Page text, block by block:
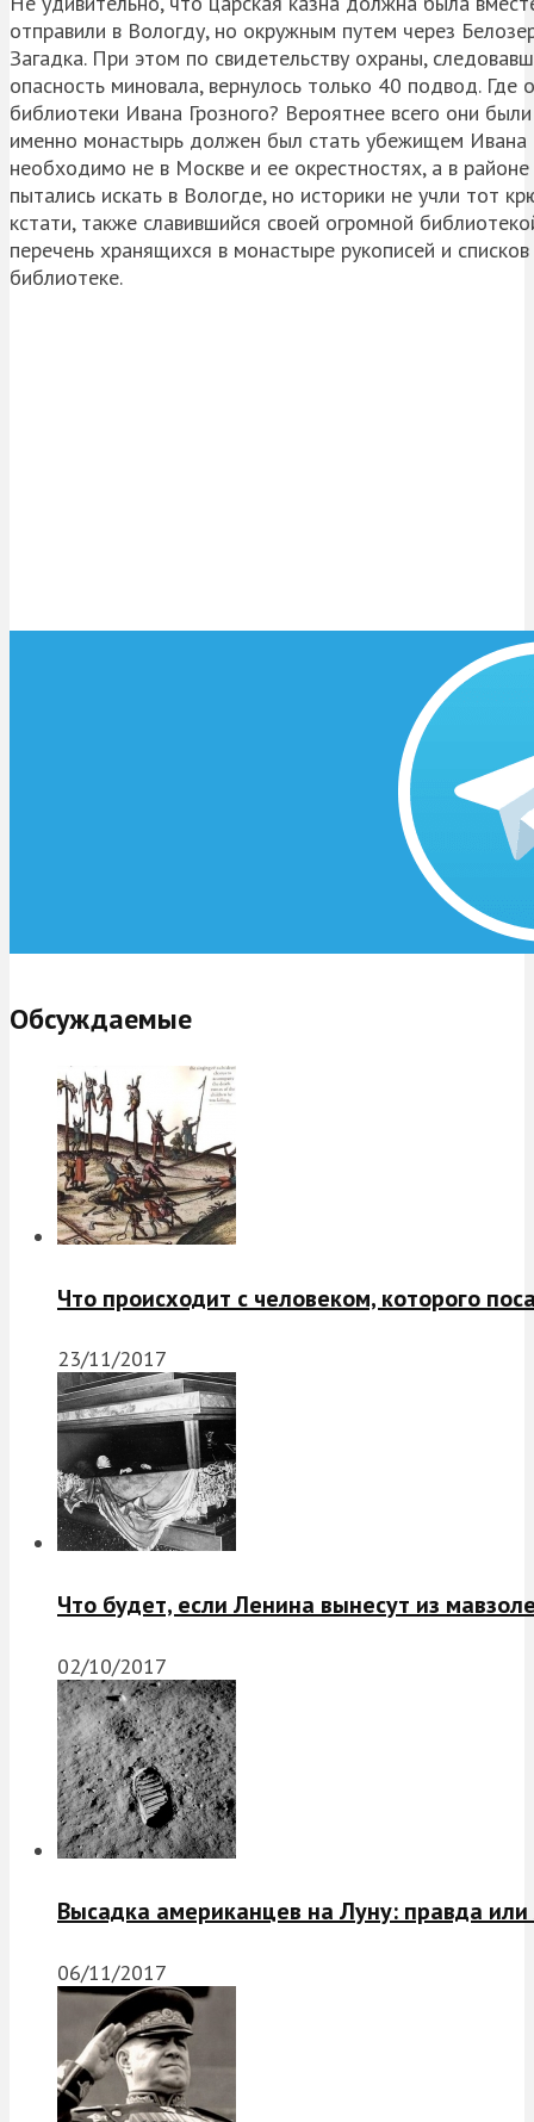
отправили в Вологду, но окружным путем через
Загадка. При этом по свидетельству охраны,
опасность миновала, вернулось только 40 подвод.
библиотеки Ивана Грозного? Вероятнее всего они
именно монастырь должен был стать убежищем Ивана
необходимо не в Москве и ее окрестностях, а в
пытались искать в Вологде, но историки не учли тот
кстати, также славившийся своей огромной
перечень хранящихся в монастыре рукописей и
библиотеке.
Обсуждаемые
Что происходит с человеком, которого
23/11/2017
Что будет, если Ленина вынесут из
02/10/2017
Высадка американцев на Луну: правда
06/11/2017